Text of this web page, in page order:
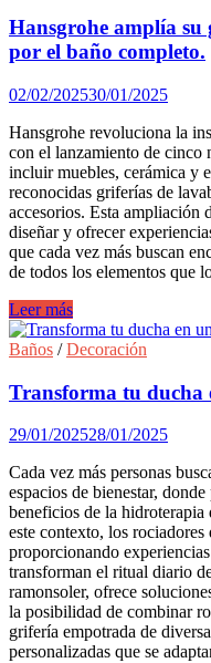
Rainshower
Pure,
diseño
y
bienestar.
Hansgrohe amplía su
por el baño completo.
02/02/202530/01/2025
Hansgrohe revoluciona la
con el lanzamiento de cinco
incluir muebles, cerámica y
reconocidas griferías de
accesorios. Esta ampliación
diseñar y ofrecer
que cada vez más buscan
de todos los elementos que
Hansgrohe
amplía
su
de
productos
y
apuesta
por
el
baño
completo.
Leer más
Baños /Decoración
Transforma tu ducha
29/01/202528/01/2025
Cada vez más personas
espacios de bienestar,
beneficios de la hidroterapia
este contexto, los
proporcionando
transforman el ritual diario
ramonsoler, ofrece
la posibilidad de combinar
grifería empotrada de
personalizadas que se